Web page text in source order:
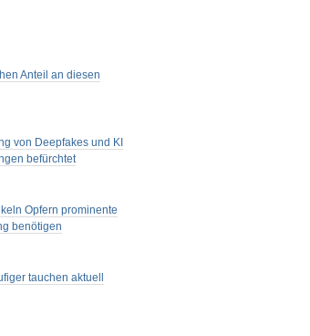
Anteil an diesen
von Deepfakes und KI
befürchtet
Opfern prominente
benötigen
tauchen aktuell